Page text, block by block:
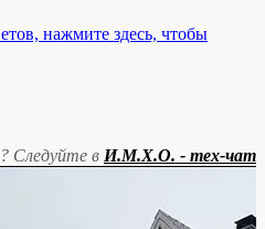
нажмите здесь, чтобы
Следуйте в И.М.Х.О. - тех-чат